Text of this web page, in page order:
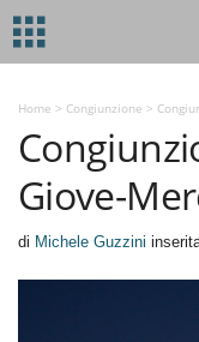
Home > Congiunzione >
Giove-
di Michele Guzzini